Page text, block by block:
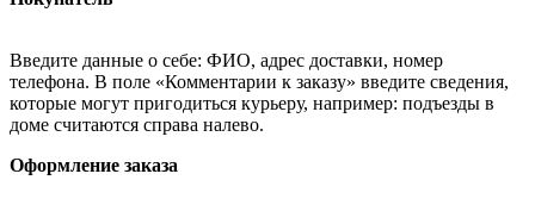
Введите данные о себе: ФИО, адрес доставки, номер
телефона. В поле «Комментарии к заказу» введите сведения,
которые могут пригодиться курьеру, например: подъезды в
доме считаются справа налево.
Оформление заказа